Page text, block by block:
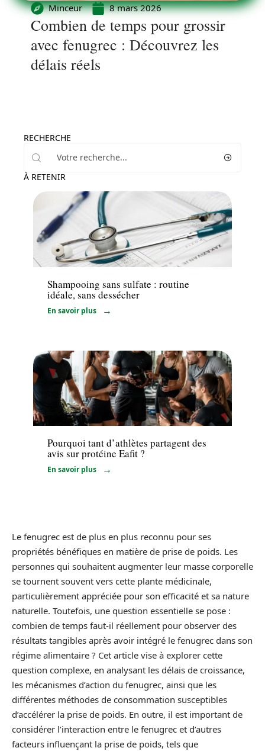
Minceur 8 mars 2026
Combien de temps pour grossir
avec fenugrec : Découvrez les
délais réels
RECHERCHE
À RETENIR
Bien-être
Shampooing sans sulfate : routine
idéale, sans dessécher
En savoir plus
Minceur
Pourquoi tant d’athlètes partagent des
avis sur protéine Eafit ?
En savoir plus
Le fenugrec est de plus en plus reconnu pour ses
propriétés bénéfiques en matière de prise de poids. Les
personnes qui souhaitent augmenter leur masse corporelle
se tournent souvent vers cette plante médicinale,
particulièrement appréciée pour son efficacité et sa nature
naturelle. Toutefois, une question essentielle se pose :
combien de temps faut-il réellement pour observer des
résultats tangibles après avoir intégré le fenugrec dans son
régime alimentaire ? Cet article vise à explorer cette
question complexe, en analysant les délais de croissance,
les mécanismes d’action du fenugrec, ainsi que les
différentes méthodes de consommation susceptibles
d’accélérer la prise de poids. En outre, il est important de
considérer l’interaction entre le fenugrec et d’autres
facteurs influençant la prise de poids, tels que